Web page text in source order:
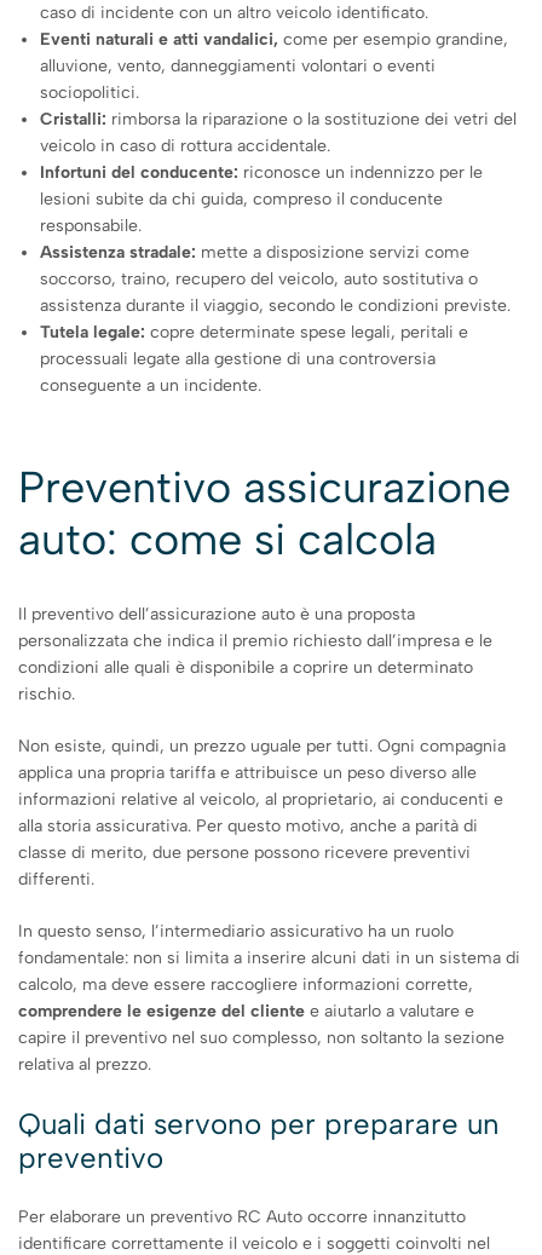
caso di incidente con un altro veicolo identificato.
Eventi naturali e atti vandalici,come per esempio grandine,
alluvione, vento, danneggiamenti volontari o eventi
sociopolitici.
Cristalli: rimborsa la riparazione o la sostituzione dei vetri del
veicolo in caso di rottura accidentale.
Infortuni del conducente: riconosce un indennizzo per le
lesioni subite da chi guida, compreso il conducente
responsabile.
Assistenza stradale: mette a disposizione servizi come
soccorso, traino, recupero del veicolo, auto sostitutiva o
assistenza durante il viaggio, secondo le condizioni previste.
Tutela legale: copre determinate spese legali, peritali e
processuali legate alla gestione di una controversia
conseguente a un incidente.
Preventivo assicurazione
auto: come si calcola
Il preventivo dell’assicurazione auto è una proposta
personalizzata che indica il premio richiesto dall’impresa e le
condizioni alle quali è disponibile a coprire un determinato
rischio.
Non esiste, quindi, un prezzo uguale per tutti. Ogni compagnia
applica una propria tariffa e attribuisce un peso diverso alle
informazioni relative al veicolo, al proprietario, ai conducenti e
alla storia assicurativa. Per questo motivo, anche a parità di
classe di merito, due persone possono ricevere preventivi
differenti.
In questo senso, l’intermediario assicurativo ha un ruolo
fondamentale: non si limita a inserire alcuni dati in un sistema di
calcolo, ma deve essere raccogliere informazioni corrette,
comprendere le esigenze del cliente e aiutarlo a valutare e
capire il preventivo nel suo complesso, non soltanto la sezione
relativa al prezzo.
Quali dati servono per preparare un
preventivo
Per elaborare un preventivo RC Auto occorre innanzitutto
identificare correttamente il veicolo e i soggetti coinvolti nel